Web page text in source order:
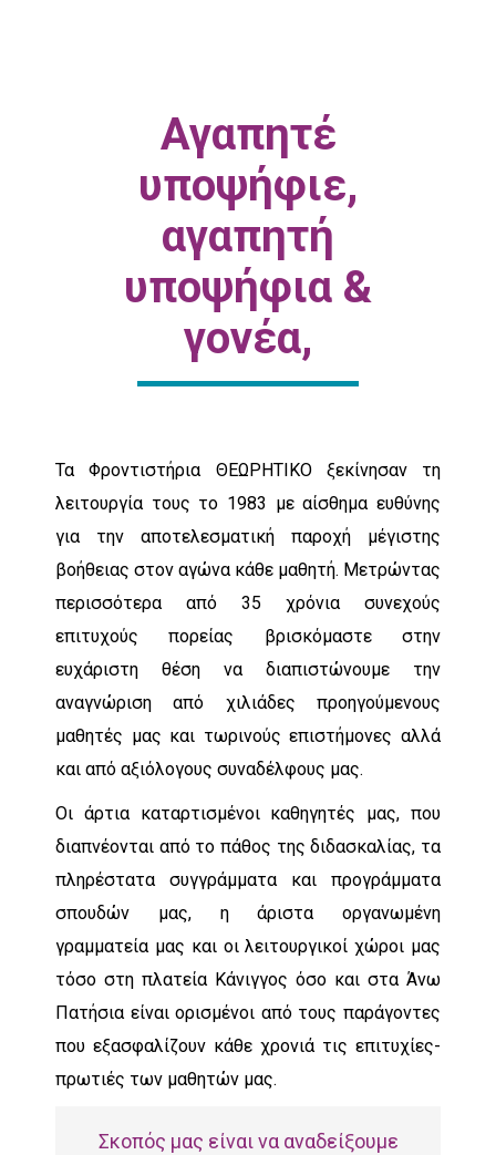
Αγαπητέ
υποψήφιε,
αγαπητή
υποψήφια &
γονέα,
Τα Φροντιστήρια ΘΕΩΡΗΤΙΚΟ ξεκίνησαν τη
λειτουργία τους το 1983 με αίσθημα ευθύνης
για την αποτελεσματική παροχή μέγιστης
βοήθειας στον αγώνα κάθε μαθητή. Μετρώντας
περισσότερα από 35 χρόνια συνεχούς
επιτυχούς πορείας βρισκόμαστε στην
ευχάριστη θέση να διαπιστώνουμε την
αναγνώριση από χιλιάδες προηγούμενους
μαθητές μας και τωρινούς επιστήμονες αλλά
και από αξιόλογους συναδέλφους μας.
Οι άρτια καταρτισμένοι καθηγητές μας, που
διαπνέονται από το πάθος της διδασκαλίας, τα
πληρέστατα συγγράμματα και προγράμματα
σπουδών μας, η άριστα οργανωμένη
γραμματεία μας και οι λειτουργικοί χώροι μας
τόσο στη πλατεία Κάνιγγος όσο και στα Άνω
Πατήσια είναι ορισμένοι από τους παράγοντες
που εξασφαλίζουν κάθε χρονιά τις επιτυχίες-
πρωτιές των μαθητών μας.
Σκοπός μας είναι να αναδείξουμε